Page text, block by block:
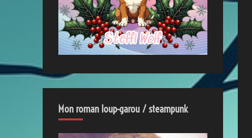
Mon roman loup-garou / steampunk